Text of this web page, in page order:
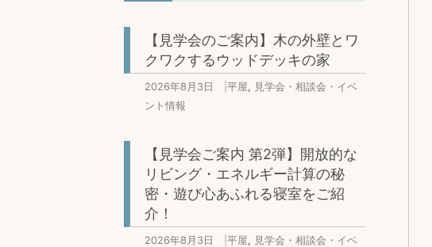
【見学会のご案内】木の外壁とワ
クワクするウッドデッキの家
2026年8月3日 平屋, 見学会・相談会・イベ
ント情報
【見学会ご案内 第2弾】開放的な
リビング・エネルギー計算の秘
密・遊び心あふれる寝室をご紹
介！
2026年8月3日 平屋, 見学会・相談会・イベ